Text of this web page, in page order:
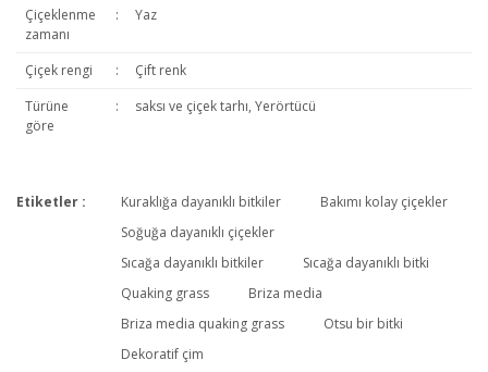
Çiçeklenme
zamanı
: Yaz
Çiçek rengi :
Çift renk
Türüne
göre
: saksı ve çiçek tarhı, Yerörtücü
Bu ürüne ilk yorumu siz yapın!
Yorum Yaz
Etiketler : Kuraklığa dayanıklı bitkiler
Bakımı kolay çiçekler
Soğuğa dayanıklı çiçekler
Sıcağa dayanıklı bitkiler
Sıcağa dayanıklı bitki
Quaking grass
Briza media
Briza media quaking grass
Otsu bir bitki
Dekoratif çim